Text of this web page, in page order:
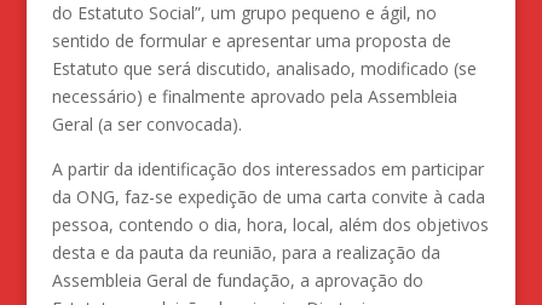
do Estatuto Social”, um grupo pequeno e ágil, no
sentido de formular e apresentar uma proposta de
Estatuto que será discutido, analisado, modificado (se
necessário) e finalmente aprovado pela Assembleia
Geral (a ser convocada).
A partir da identificação dos interessados em participar
da ONG, faz-se expedição de uma carta convite à cada
pessoa, contendo o dia, hora, local, além dos objetivos
desta e da pauta da reunião, para a realização da
Assembleia Geral de fundação, a aprovação do